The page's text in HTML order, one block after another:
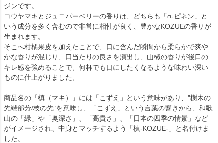
ジンです。
コウヤマキとジュニパーベリーの香りは、どちらも「α-ピネン」と
いう成分を多く含むので非常に相性が良く、豊かなKOZUEの香りが
生まれます。
そこへ柑橘果皮を加えたことで、口に含んだ瞬間から柔らかで爽や
かな香りが混じり、口当たりの良さを演出し、山椒の香りが後口の
キレ感を強めることで、何杯でも口にしたくなるような味わい深い
ものに仕上がりました。
商品名の「槙（マキ）」には「こずえ」という意味があり、"樹木の
先端部分/枝の先"を意味し、「こずえ」という言葉の響きから、和歌
山の「緑」や「奥深さ」、「高貴さ」、「日本の四季の情景」など
がイメージされ、中身とマッチするよう「槙-KOZUE-」と名付けま
した。